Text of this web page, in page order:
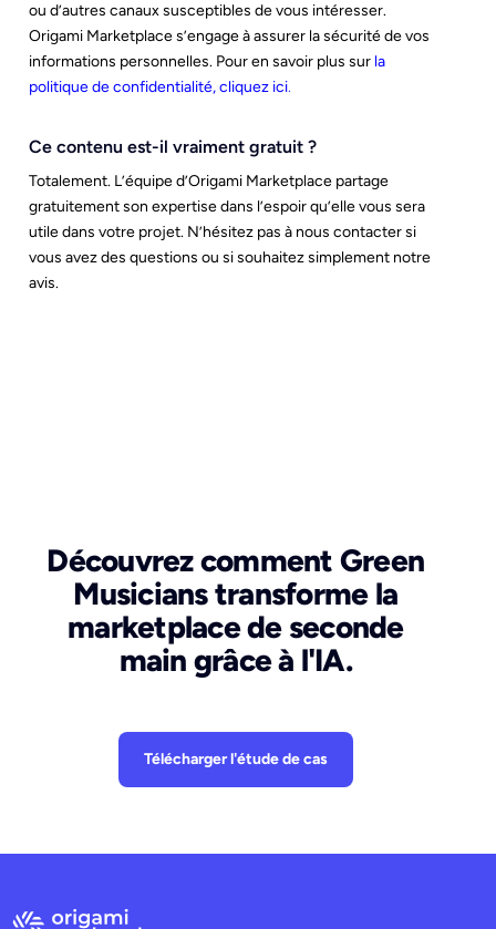
ou d’autres canaux susceptibles de vous intéresser.
Origami Marketplace s’engage à assurer la sécurité de vos
informations personnelles. Pour en savoir plus sur la
politique de confidentialité, cliquez ici.
Ce contenu est-il vraiment gratuit ?
Totalement. L’équipe d’Origami Marketplace partage
gratuitement son expertise dans l’espoir qu’elle vous sera
utile dans votre projet. N’hésitez pas à nous contacter si
vous avez des questions ou si souhaitez simplement notre
avis.
Découvrez comment Green
Musicians transforme la
marketplace de seconde
main grâce à l'IA.
Télécharger l'étude de cas